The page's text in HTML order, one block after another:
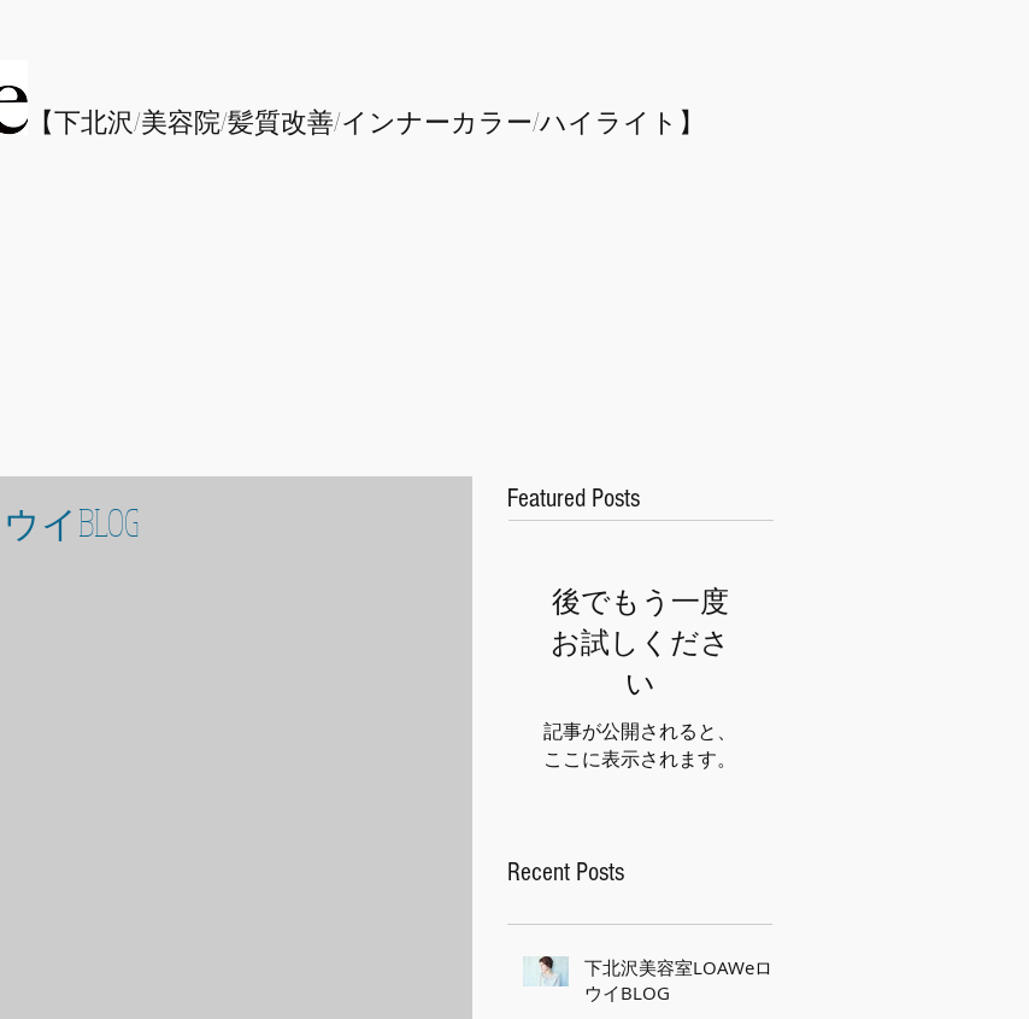
​【下北沢/美容院/髪質改善/インナーカラー/​ハイライト】
イBLOG
Featured Posts
後でもう一度
お試しくださ
い
記事が公開されると、
ここに表示されます。
Recent Posts
下北沢美容室LOAWeロ
ウイBLOG